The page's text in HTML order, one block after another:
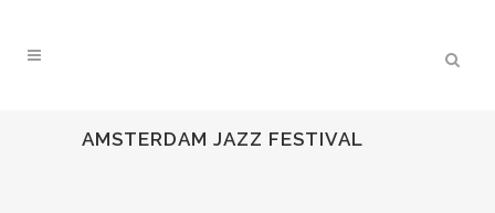
AMSTERDAM JAZZ FESTIVAL